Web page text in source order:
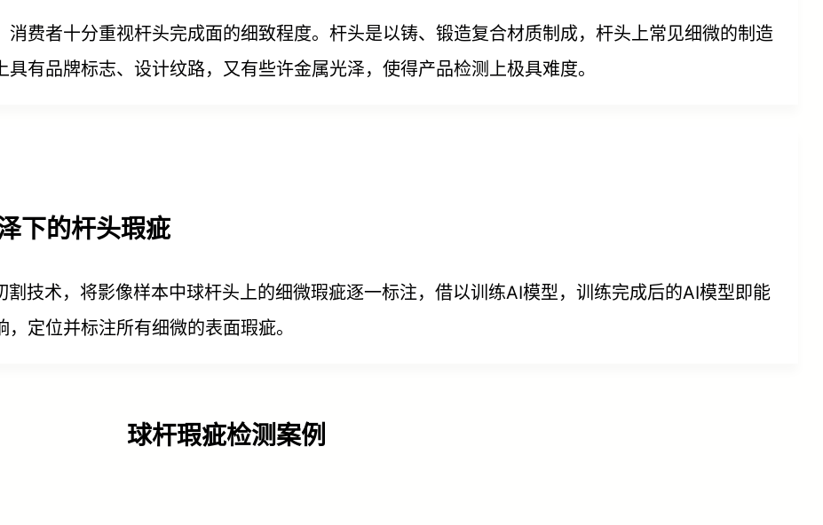
费者十分重视杆头完成面的细致程度。杆头是以铸、锻造复合材质制成，杆头上常见细微的制造
有品牌标志、设计纹路，又有些许金属光泽，使得产品检测上极具难度。
下的杆头瑕疵
割技术，将影像样本中球杆头上的细微瑕疵逐一标注，借以训练AI模型，训练完成后的AI模型即能
定位并标注所有细微的表面瑕疵。
球杆瑕疵检测案例